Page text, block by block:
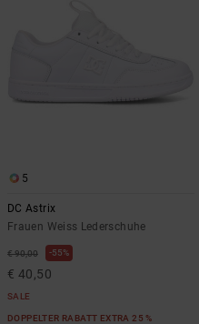
5
DC Astrix
Frauen Weiss Lederschuhe
€ 90,00 55%
€ 40,50
SALE
DOPPELTER RABATT EXTRA 25 %